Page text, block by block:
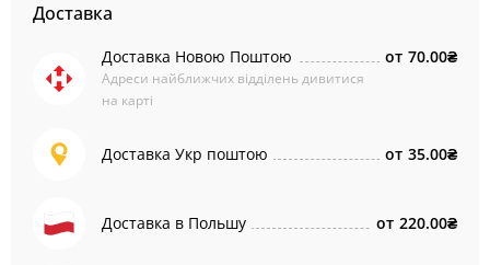
Доставка
Доставка Новою Поштою
Адреси найближчих відділень дивитися
на карті
от 70.00₴
Доставка Укр поштою от 35.00₴
Доставка в Польшу от 220.00₴